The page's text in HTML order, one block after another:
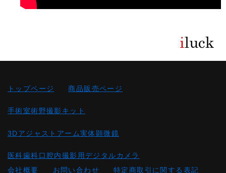
トップページ 商品販売ページ
手術室術野撮影キット
3Dアジャストアーム実体顕微鏡
医科歯科口腔内撮影用デジタルカメラ
会社概要
お問い合わせ 特定商取引に関する表記